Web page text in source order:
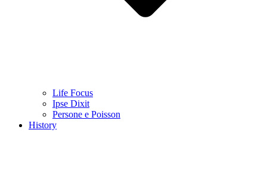
Life Focus
Ipse Dixit
Persone e Poisson
History